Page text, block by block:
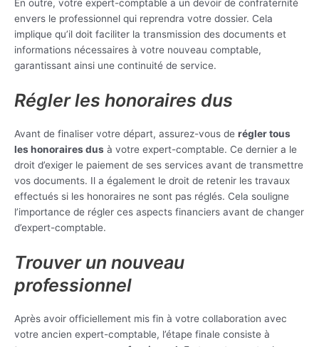
En outre, votre expert-comptable a un devoir de confraternité
envers le professionnel qui reprendra votre dossier. Cela
implique qu’il doit faciliter la transmission des documents et
informations nécessaires à votre nouveau comptable,
garantissant ainsi une continuité de service.
Régler les honoraires dus
Avant de finaliser votre départ, assurez-vous de régler tous
les honoraires dus à votre expert-comptable. Ce dernier a le
droit d’exiger le paiement de ses services avant de transmettre
vos documents. Il a également le droit de retenir les travaux
effectués si les honoraires ne sont pas réglés. Cela souligne
l’importance de régler ces aspects financiers avant de changer
d’expert-comptable.
Trouver un nouveau
professionnel
Après avoir officiellement mis fin à votre collaboration avec
votre ancien expert-comptable, l’étape finale consiste à